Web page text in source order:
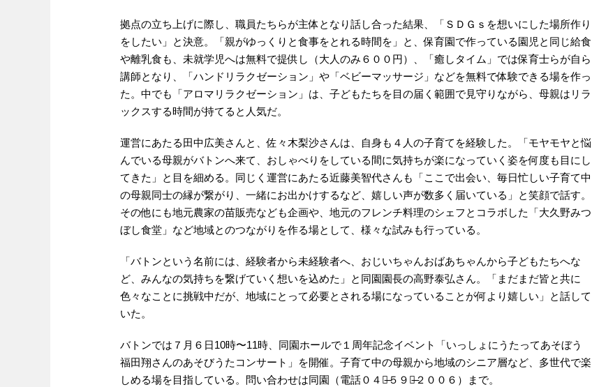
拠点の立ち上げに際し、職員たちらが主体となり話し合った結果、「ＳＤＧｓを想いにした場所作り
をしたい」と決意。「親がゆっくりと食事をとれる時間を」と、保育園で作っている園児と同じ給食
や離乳食も、未就学児へは無料で提供し（大人のみ６００円）、「癒しタイム」では保育士らが自ら
講師となり、「ハンドリラクゼーション」や「ベビーマッサージ」などを無料で体験できる場を作っ
た。中でも「アロマリラクゼーション」は、子どもたちを目の届く範囲で見守りながら、母親はリラ
ックスする時間が持てると人気だ。
運営にあたる田中広美さんと、佐々木梨沙さんは、自身も４人の子育てを経験した。「モヤモヤと悩
んでいる母親がバトンへ来て、おしゃべりをしている間に気持ちが楽になっていく姿を何度も目にし
てきた」と目を細める。同じく運営にあたる近藤美智代さんも「ここで出会い、毎日忙しい子育て中
の母親同士の縁が繋がり、一緒にお出かけするなど、嬉しい声が数多く届いている」と笑顔で話す。
その他にも地元農家の苗販売なども企画や、地元のフレンチ料理のシェフとコラボした「大久野みつ
ぼし食堂」など地域とのつながりを作る場として、様々な試みも行っている。
「バトンという名前には、経験者から未経験者へ、おじいちゃんおばあちゃんから子どもたちへな
ど、みんなの気持ちを繋げていく想いを込めた」と同園園長の高野泰弘さん。「まだまだ皆と共に
色々なことに挑戦中だが、地域にとって必要とされる場になっていることが何より嬉しい」と話して
いた。
バトンでは７月６日10時〜11時、同園ホールで１周年記念イベント「いっしょにうたってあそぼう
福田翔さんのあそびうたコンサート」を開催。子育て中の母親から地域のシニア層など、多世代で楽
しめる場を目指している。問い合わせは同園（電話０４２̶５９７̶２００６）まで。